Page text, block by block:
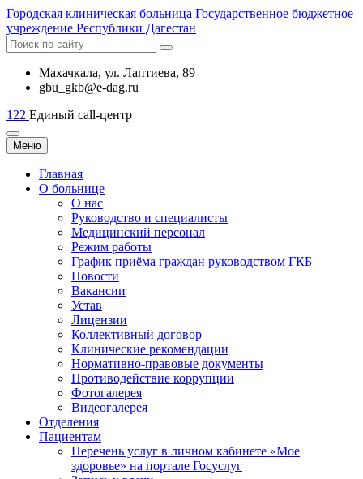
Городская клиническая больница Государственное бюджетное
учреждение Республики Дагестан
Махачкала, ​ул. Лаптиева, 89
gbu_gkb@e-dag.ru
122 Единый call-центр
Меню
Главная
О больнице
О нас
Руководство и специалисты
Медицинский персонал
Режим работы
График приёма граждан руководством ГКБ
Новости
Вакансии
Устав
Лицензии
Коллективный договор
Клинические рекомендации
Нормативно-правовые документы
Противодействие коррупции
Фотогалерея
Видеогалерея
Отделения
Пациентам
Перечень услуг в личном кабинете «Мое
здоровье» на портале Госуслуг